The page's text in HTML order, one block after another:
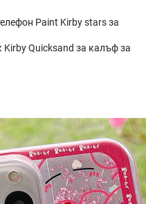
Paint Kirby stars за
Quicksand за калъф за